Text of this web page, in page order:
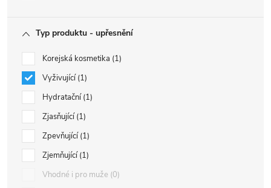
Typ produktu - upřesnění
Korejská kosmetika 1
Vyživující 1
Hydratační 1
Zjasňující 1
Zpevňující 1
Zjemňující 1
Vhodné i pro muže 0